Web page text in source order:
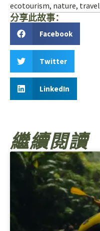
ecotourism, nature, travel
分享此故事：
Facebook
Twitter
LinkedIn
繼續閱讀